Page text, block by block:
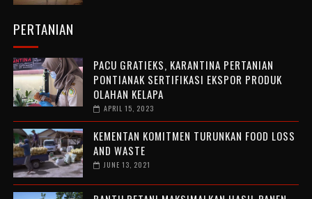
PERTANIAN
PACU GRATIEKS, KARANTINA PERTANIAN
PONTIANAK SERTIFIKASI EKSPOR PRODUK
OLAHAN KELAPA
APRIL 15, 2023
KEMENTAN KOMITMEN TURUNKAN FOOD LOSS
AND WASTE
JUNE 13, 2021